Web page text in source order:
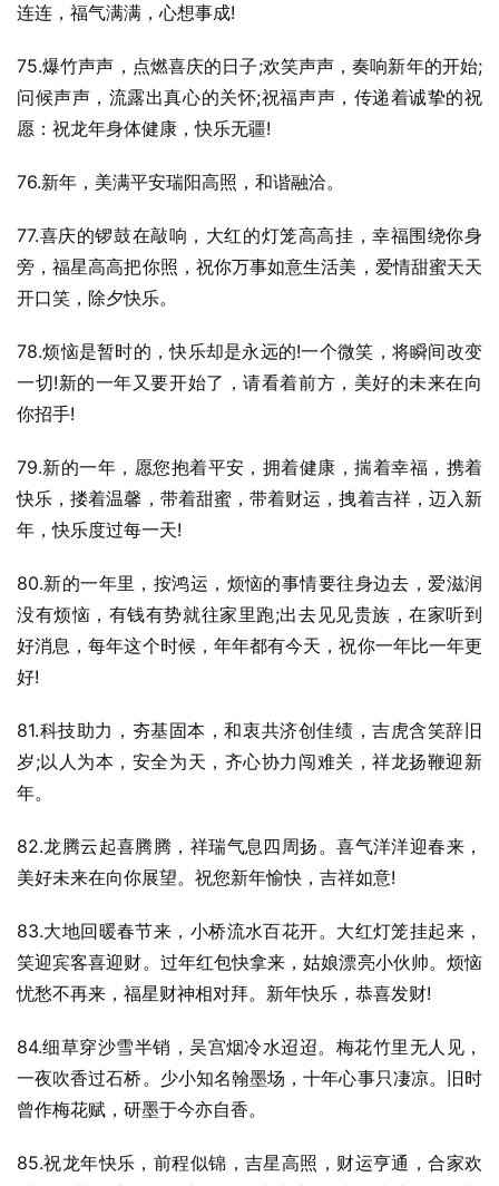
连连，福气满满，心想事成!
75.爆竹声声，点燃喜庆的日子;欢笑声声，奏响新年的开始;
问候声声，流露出真心的关怀;祝福声声，传递着诚挚的祝
愿：祝龙年身体健康，快乐无疆!
76.新年，美满平安瑞阳高照，和谐融洽。
77.喜庆的锣鼓在敲响，大红的灯笼高高挂，幸福围绕你身
旁，福星高高把你照，祝你万事如意生活美，爱情甜蜜天天
开口笑，除夕快乐。
78.烦恼是暂时的，快乐却是永远的!一个微笑，将瞬间改变
一切!新的一年又要开始了，请看着前方，美好的未来在向
你招手!
79.新的一年，愿您抱着平安，拥着健康，揣着幸福，携着
快乐，搂着温馨，带着甜蜜，带着财运，拽着吉祥，迈入新
年，快乐度过每一天!
80.新的一年里，按鸿运，烦恼的事情要往身边去，爱滋润
没有烦恼，有钱有势就往家里跑;出去见见贵族，在家听到
好消息，每年这个时候，年年都有今天，祝你一年比一年更
好!
81.科技助力，夯基固本，和衷共济创佳绩，吉虎含笑辞旧
岁;以人为本，安全为天，齐心协力闯难关，祥龙扬鞭迎新
年。
82.龙腾云起喜腾腾，祥瑞气息四周扬。喜气洋洋迎春来，
美好未来在向你展望。祝您新年愉快，吉祥如意!
83.大地回暖春节来，小桥流水百花开。大红灯笼挂起来，
笑迎宾客喜迎财。过年红包快拿来，姑娘漂亮小伙帅。烦恼
忧愁不再来，福星财神相对拜。新年快乐，恭喜发财!
84.细草穿沙雪半销，吴宫烟冷水迢迢。梅花竹里无人见，
一夜吹香过石桥。少小知名翰墨场，十年心事只凄凉。旧时
曾作梅花赋，研墨于今亦自香。
85.祝龙年快乐，前程似锦，吉星高照，财运亨通，合家欢